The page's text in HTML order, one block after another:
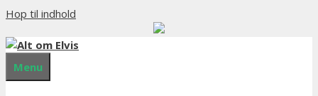
Hop til indhold
Menu